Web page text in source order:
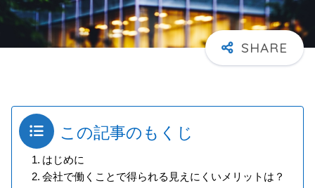
この記事のもくじ
はじめに
会社で働くことで得られる見えにくいメリットは？